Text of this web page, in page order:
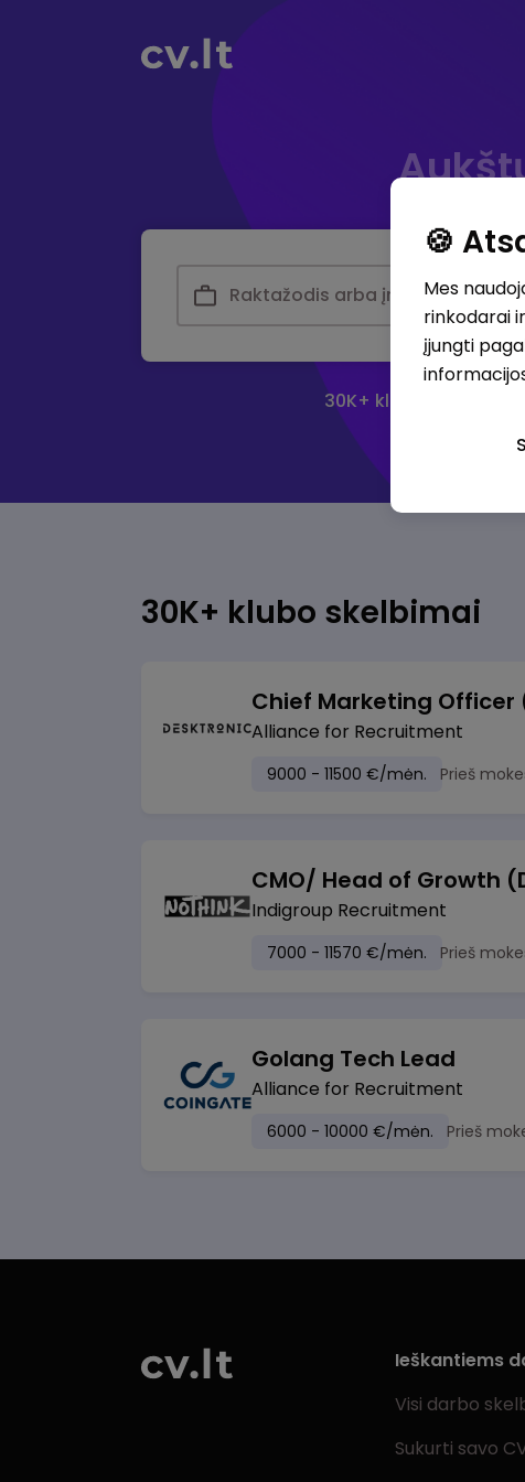
30K+ klubas -
30K+ klubo skelbimai
Chief Marketing Officer
Alliance for Recruitment
9000 - 11500 €/mėn. Prieš
CMO/ Head of Growth
Indigroup Recruitment
7000 - 11570 €/mėn. Prieš
Golang Tech Lead
Alliance for Recruitment
6000 - 10000 €/mėn. Prieš
Ieškantiems
Visi darbo
Sukurti savo
🍪
Mes
rinkodarai
įjungti